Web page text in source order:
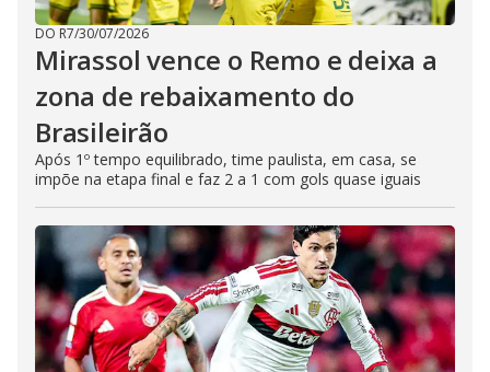
DO R7/30/07/2026
Mirassol vence o Remo e deixa a
zona de rebaixamento do
Brasileirão
Após 1º tempo equilibrado, time paulista, em casa, se
impõe na etapa final e faz 2 a 1 com gols quase iguais